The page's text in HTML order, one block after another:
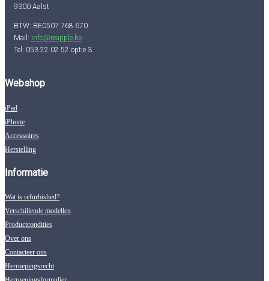
9300 Aalst
BTW: BE0507.768.670
Mail: info@reapple.be
Tel: 053 22 02 52 optie 3
Webshop
iPad
iPhone
Accessoires
Herstelling
Informatie
Wat is refurbished?
Verschillende modellen
Productcondities
Over ons
Contacteer ons
Herroepingsrecht